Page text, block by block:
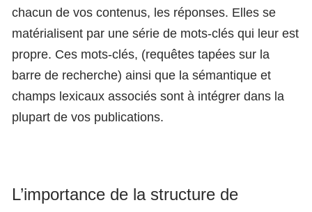
chacun de vos contenus, les réponses. Elles se
matérialisent par une série de mots-clés qui leur est
propre. Ces mots-clés, (requêtes tapées sur la
barre de recherche) ainsi que la sémantique et
champs lexicaux associés sont à intégrer dans la
plupart de vos publications.
L’importance de la structure de